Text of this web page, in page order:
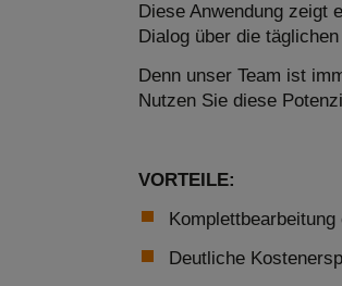
Diese Anwendung zeigt
Dialog über die
Denn unser Team ist
Nutzen Sie diese
VORTEILE:
Deutliche